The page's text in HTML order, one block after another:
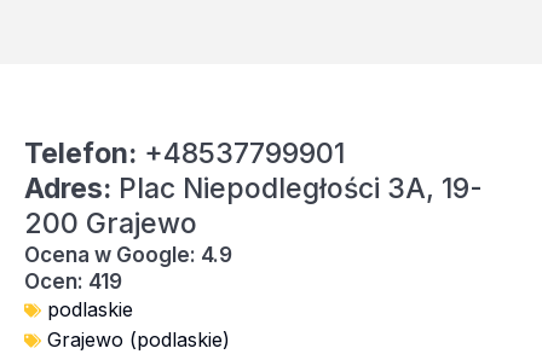
Telefon: +48537799901
Adres: Plac Niepodległości 3A, 19-
200 Grajewo
Ocena w Google: 4.9
Ocen: 419
podlaskie
Grajewo (podlaskie)